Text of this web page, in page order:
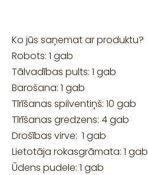
Ko jūs saņemat ar produktu?
Robots: 1 gab
Tālvadības pults: 1 gab
Barošana: 1 gab
Tīrīšanas spilventiņš: 10 gab
Tīrīšanas gredzens: 4 gab
Drošības virve: 1 gab
Lietotāja rokasgrāmata: 1 gab
Ūdens pudele: 1 gab